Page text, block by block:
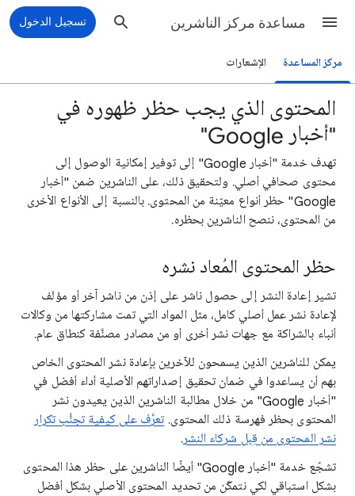
مساعدة مركز الناشرين تسجيل الدخول
مركز المساعدة الإشعارات
المحتوى الذي يجب حظر ظهوره في
"أخبار Google"
تهدف خدمة "أخبار Google" إلى توفير إمكانية الوصول إلى
محتوى صحافي أصلي. ولتحقيق ذلك، على الناشرين ضمن "أخبار
Google" حظر أنواع معيّنة من المحتوى. بالنسبة إلى الأنواع الأخرى
من المحتوى، ننصح الناشرين بحظره.
حظر المحتوى المُعاد نشره
تشير إعادة النشر إلى حصول ناشر على إذن من ناشر آخر أو مؤلف
لإعادة نشر عمل أصلي كامل، مثل المواد التي تمت مشاركتها من وكالات
أنباء بالشراكة مع جهات نشر أخرى أو من مصادر مصنَّفة كنطاق عام.
يمكن للناشرين الذين يسمحون للآخرين بإعادة نشر المحتوى الخاص
بهم أن يساعدوا في ضمان تحقيق إصداراتهم الأصلية أداء أفضل في
"أخبار Google" من خلال مطالبة الناشرين الذين يعيدون نشر
المحتوى بحظر فهرسة ذلك المحتوى. تعرَّف على كيفية تجنُّب تكرار
نشر المحتوى من قِبل شركاء النشر.
تشجّع خدمة "أخبار Google" أيضًا الناشرين على حظر هذا المحتوى
بشكل استباقي لكي نتمكّن من تحديد المحتوى الأصلي بشكل أفضل